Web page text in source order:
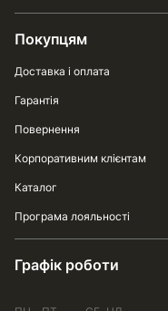
Покупцям
Доставка і оплата
Гарантія
Повернення
Корпоративним клієнтам
Каталог
Програма лояльності
Графік роботи